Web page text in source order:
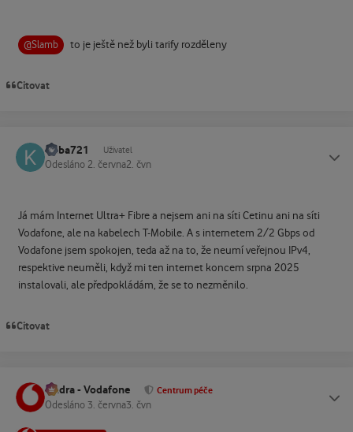
@Slamb to je ještě než byli tarify rozděleny
Citovat
Kuba721 Uživatel
Odesláno 2. června2. čvn
Já mám Internet Ultra+ Fibre a nejsem ani na síti Cetinu ani na síti
Vodafone, ale na kabelech T-Mobile. A s internetem 2/2 Gbps od
Vodafone jsem spokojen, teda až na to, že neumí veřejnou IPv4,
respektive neuměli, když mi ten internet koncem srpna 2025
instalovali, ale předpokládám, že se to nezměnilo.
Citovat
Ondra - Vodafone Centrum péče
Odesláno 3. června3. čvn